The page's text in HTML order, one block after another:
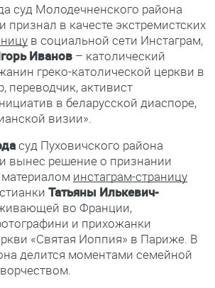
суд Молодечненского района
признал в качесте экстремистских
в социальной сети Инстаграм,
Иванов – католический
греко-католической церкви в
переводчик, активист
в беларусской диаспоре,
визии».
суд Пуховичского района
вынес решение о признании
инстаграм-страницу
Татьяны Илькевич-
во Франции,
и прихожанки
«Святая Иоппия» в Париже. В
делится моментами семейной